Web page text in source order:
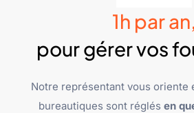
1h par an,
pour gérer vos
Notre représentant vous oriente
bureautiques sont réglés en